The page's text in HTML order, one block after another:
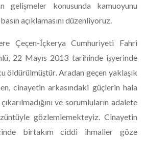
gelişmeler konusunda kamuoyunu
açıklamasını düzenliyoruz.
Çeçen-İçkerya Cumhuriyeti Fahri
22 Mayıs 2013 tarihinde işyerinde
öldürülmüştür. Aradan geçen yaklaşık
cinayetin arkasındaki güçlerin hala
ve sorumluların adalete
gözlemlemekteyiz. Cinayetin
birtakım ciddi ihmaller göze